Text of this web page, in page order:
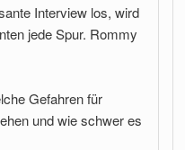
Interview los, wird
jede Spur. Rommy
Gefahren für
und wie schwer es